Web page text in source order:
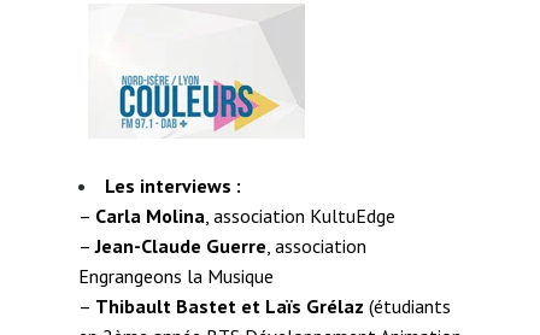
Les interviews :
– Carla Molina , association KultuEdge
–Jean-Claude Guerre , association
Engrangeons la Musique
– Thibault Bastet et Laïs Grélaz (étudiants